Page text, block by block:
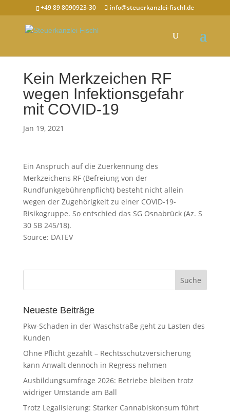
+49 89 8090923-30 info@steuerkanzlei-fischl.de
Kein Merkzeichen RF
wegen Infektionsgefahr
mit COVID-19
Jan 19, 2021
Ein Anspruch auf die Zuerkennung des
Merkzeichens RF (Befreiung von der
Rundfunkgebührenpflicht) besteht nicht allein
wegen der Zugehörigkeit zu einer COVID-19-
Risikogruppe. So entschied das SG Osnabrück (Az. S
30 SB 245/18).
Source: DATEV
Neueste Beiträge
Pkw-Schaden in der Waschstraße geht zu Lasten des
Kunden
Ohne Pflicht gezahlt – Rechtsschutzversicherung
kann Anwalt dennoch in Regress nehmen
Ausbildungsumfrage 2026: Betriebe bleiben trotz
widriger Umstände am Ball
Trotz Legalisierung: Starker Cannabiskonsum führt